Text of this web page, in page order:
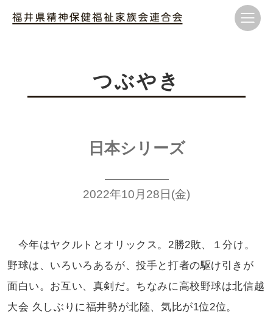
つぶやき
日本シリーズ
2022年10月28日(金)
今年はヤクルトとオリックス。2勝2敗、１分け。
野球は、いろいろあるが、投手と打者の駆け引きが
面白い。お互い、真剣だ。ちなみに高校野球は北信越
大会 久しぶりに福井勢が北陸、気比が1位2位。